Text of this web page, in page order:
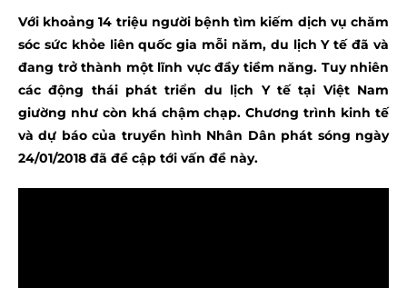
Với khoảng 14 triệu người bệnh tìm kiếm dịch vụ chăm
sóc sức khỏe liên quốc gia mỗi năm, du lịch Y tế đã và
đang trở thành một lĩnh vực đầy tiềm năng. Tuy nhiên
các động thái phát triển du lịch Y tế tại Việt Nam
giường như còn khá chậm chạp. Chương trình kinh tế
và dự báo của truyền hình Nhân Dân phát sóng ngày
24/01/2018 đã đề cập tới vấn đề này.